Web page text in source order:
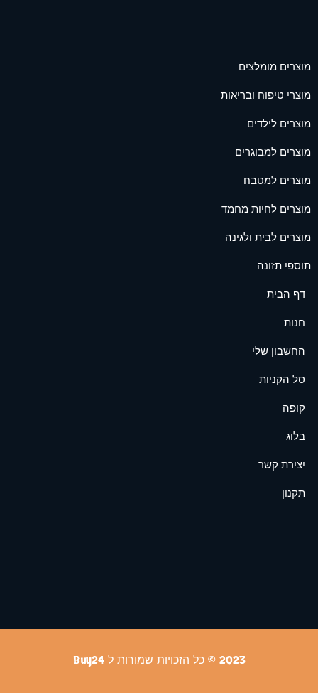
מוצרים מומלצים
מוצרי טיפוח ובריאות
מוצרים לילדים
מוצרים למבוגרים
מוצרים למטבח
מוצרים לחיות מחמד
מוצרים לבית ולגינה
תוספי תזונה
דף הבית
חנות
החשבון שלי
סל הקניות
קופה
בלוג
יצירת קשר
תקנון
2023 © כל הזכויות שמורות ל Buy24